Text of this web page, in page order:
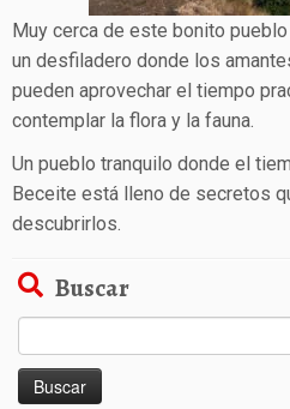
Muy cerca de este bonito
un desfiladero donde los
pueden aprovechar el tiempo
contemplar la flora y la fauna.
Un pueblo tranquilo donde el
Beceite está lleno de secretos
descubrirlos.
Buscar